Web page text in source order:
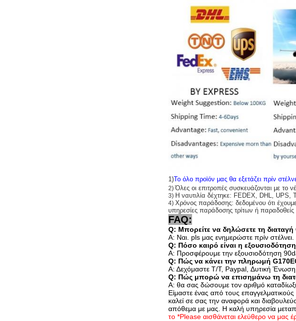
1)Το όλο προϊόν μας θα εξετάζει πρίν
2)Όλες οι επιτροπές συσκευάζονται με το
3) Η ναυτιλία δέχτηκε: FEDEX, DHL,
4) Χρόνος παράδοσης: δεδομένου ότι
υπηρεσίες παράδοσης τρίτων ή
FAQ:
Q: Μπορείτε να δηλώσετε τη διαταγή
Α: Ναι. pls μας ενημερώστε πρίν στέλνει.
Q: Πόσο καιρό είναι η
Α: Προσφέρουμε την εξουσιοδότηση
Q: Πώς να κάνει την πληρωμή
Α: Δεχόμαστε T/T, Paypal, Δυτική Ένωση.
Q: Πώς μπορώ να επισημάνω τη
Α: θα σας δώσουμε τον αριθμό
Είμαστε ένας από τους
καλεί σε σας την αναφορά και
απόθεμα με μας. Η καλή υπηρεσία
το *Please αισθάνεται ελεύθερο να μας